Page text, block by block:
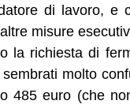
di lavoro, e
misure
la richiesta di
molto
485 euro (che